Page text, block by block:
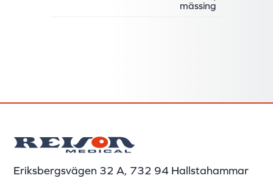
mässing
Eriksbergsvägen 32 A, 732 94 Hallstahammar